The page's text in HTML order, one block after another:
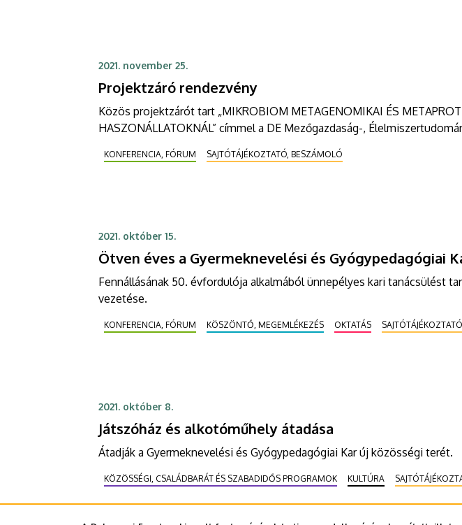
2021. november 25.
Projektzáró rendezvény
Közös projektzárót tart „MIKROBIOM METAGENOMIKAI ÉS
HASZONÁLLATOKNÁL” címmel a DE Mezőgazdaság-,
KONFERENCIA, FÓRUM SAJTÓTÁJÉKOZTATÓ, BESZÁMOLÓ
2021. október 15.
Ötven éves a Gyermeknevelési és Gyógypedagógiai
Fennállásának 50. évfordulója alkalmából ünnepélyes kari tanácsülést
vezetése.
KONFERENCIA, FÓRUM KÖSZÖNTŐ, MEGEMLÉKEZÉS OKTATÁS
2021. október 8.
Játszóház és alkotóműhely átadása
Átadják a Gyermeknevelési és Gyógypedagógiai Kar új közösségi terét.
KÖZÖSSÉGI, CSALÁDBARÁT ÉS SZABADIDŐS PROGRAMOK KULTÚRA